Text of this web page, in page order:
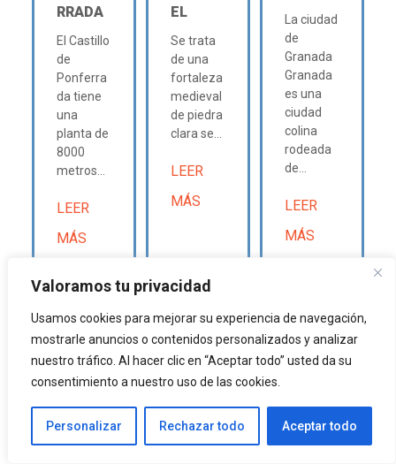
Valoramos tu privacidad
Usamos cookies para mejorar su experiencia de navegación,
mostrarle anuncios o contenidos personalizados y analizar
nuestro tráfico. Al hacer clic en “Aceptar todo” usted da su
consentimiento a nuestro uso de las cookies.
Personalizar Rechazar todo Aceptar todo
RRADA
El Castillo
de
Ponferra
da tiene
una
planta de
8000
metros...
LEER
MÁS
EL
Se trata
de una
fortaleza
medieval
de piedra
clara se...
LEER
MÁS
La ciudad
de
Granada
Granada
es una
ciudad
colina
rodeada
de...
LEER
MÁS